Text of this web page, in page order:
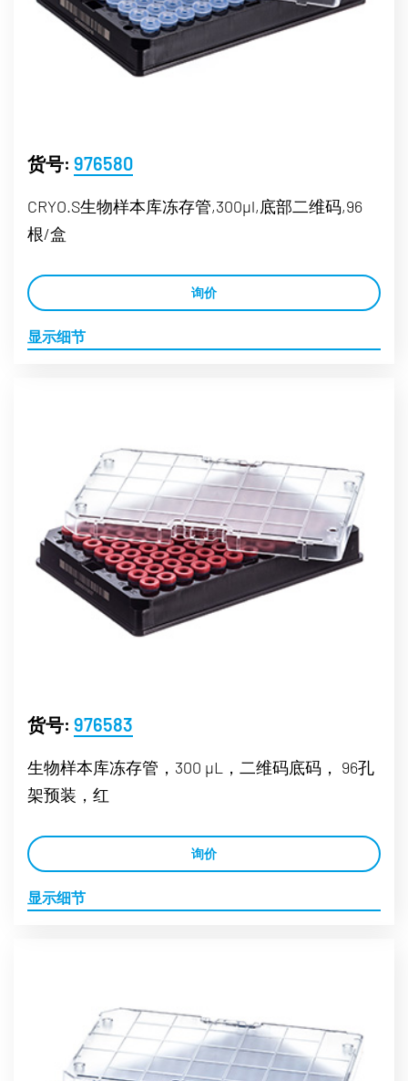
货号: 976580
CRYO.S生物样本库冻存管,300µl,底部二维码,96
根/盒
询价
显示细节
货号: 976583
生物样本库冻存管，300 µL，二维码底码， 96孔
架预装，红
询价
显示细节